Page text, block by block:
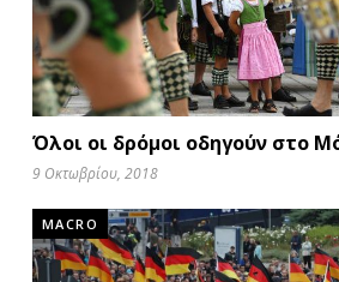
Όλοι οι δρόμοι οδηγούν στο
9 Οκτωβρίου, 2018
MACRO